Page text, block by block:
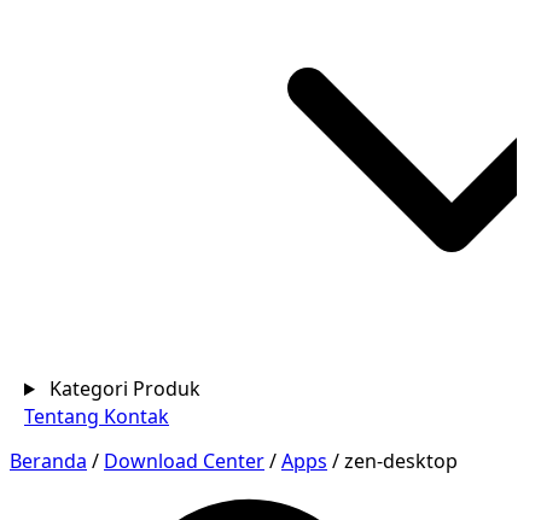
Kategori Produk
Tentang Kontak
Beranda / Download Center/Apps /zen-desktop